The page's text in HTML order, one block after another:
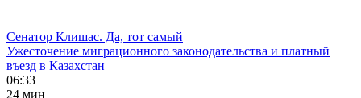
Сенатор Клишас. Да, тот самый
Ужесточение миграционного законодательства и платный
въезд в Казахстан
06:33
24 мин